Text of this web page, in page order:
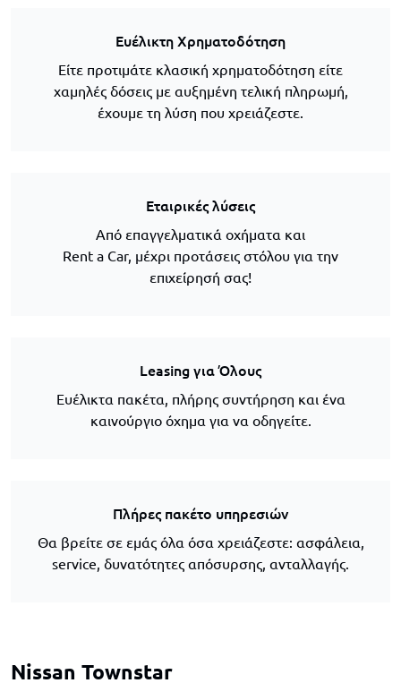
Ευέλικτη Χρηματοδότηση
Είτε προτιμάτε κλασική χρηματοδότηση είτε
χαμηλές δόσεις με αυξημένη τελική πληρωμή,
έχουμε τη λύση που χρειάζεστε.
Εταιρικές λύσεις
Από επαγγελματικά οχήματα και
Rent a Car, μέχρι προτάσεις στόλου για την
επιχείρησή σας!
Leasing για Όλους
Ευέλικτα πακέτα, πλήρης συντήρηση και ένα
καινούργιο όχημα για να οδηγείτε.
Πλήρες πακέτο υπηρεσιών
Θα βρείτε σε εμάς όλα όσα χρειάζεστε: ασφάλεια,
service, δυνατότητες απόσυρσης, ανταλλαγής.
Nissan Townstar